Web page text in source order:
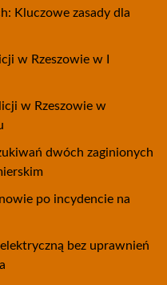
Kluczowe zasady dla
w Rzeszowie w I
w Rzeszowie w
dwóch zaginionych
po incydencie na
bez uprawnień